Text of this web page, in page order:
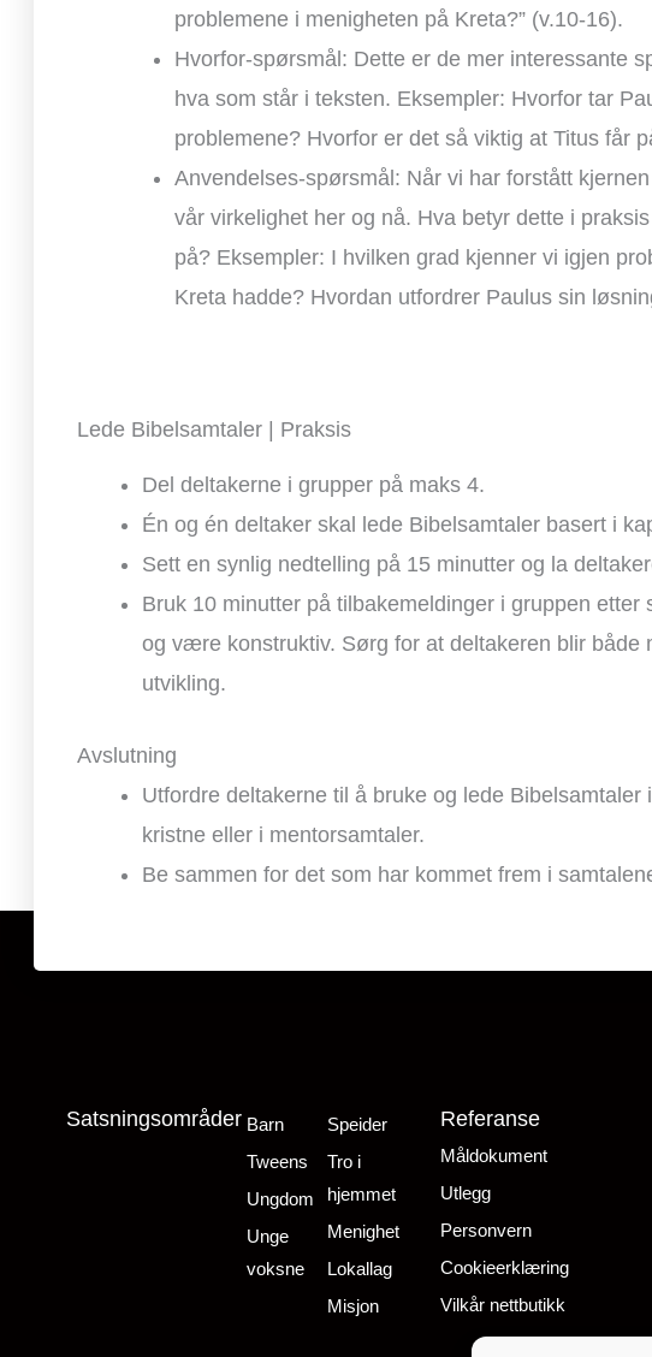
problemene i menigheten på Kreta?” (v.10-16).
Hvorfor-spørsmål: Dette er de mer interessante
hva som står i teksten. Eksempler: Hvorfor tar
problemene? Hvorfor er det så viktig at Titus får
Anvendelses-spørsmål: Når vi har forstått
vår virkelighet her og nå. Hva betyr dette i
på? Eksempler: I hvilken grad kjenner vi igjen
Kreta hadde? Hvordan utfordrer Paulus sin
Lede Bibelsamtaler | Praksis
Del deltakerne i grupper på maks 4.
Én og én deltaker skal lede Bibelsamtaler basert i
Sett en synlig nedtelling på 15 minutter og la
Bruk 10 minutter på tilbakemeldinger i gruppen etter
og være konstruktiv. Sørg for at deltakeren blir både
utvikling.
Avslutning
Utfordre deltakerne til å bruke og lede Bibelsamtaler
kristne eller i mentorsamtaler.
Be sammen for det som har kommet frem i
Satsningsområder Barn
Tweens
Ungdom
Unge
voksne
Speider
Tro i
hjemmet
Menighet
Lokallag
Misjon
Referanse
Måldokument
Utlegg
Personvern
Cookieerklæring
Vilkår nettbutikk